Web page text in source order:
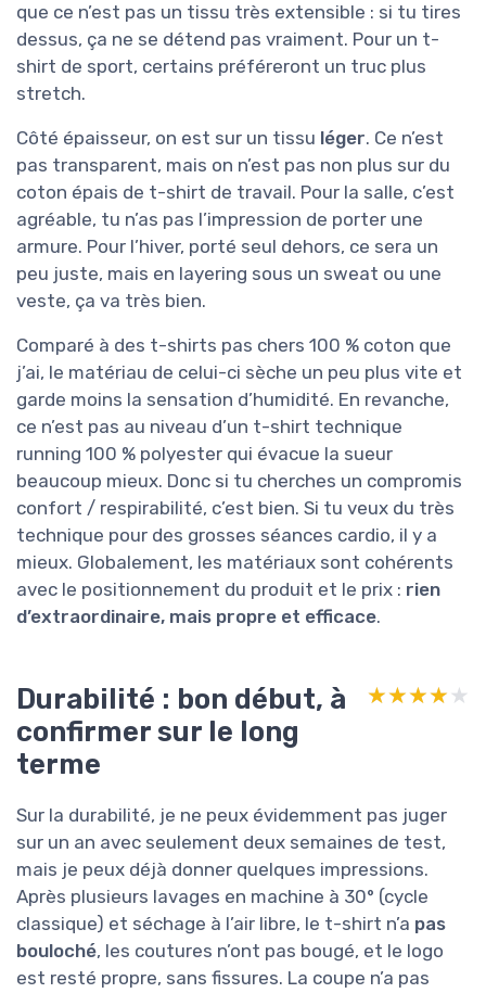
que ce n’est pas un tissu très extensible : si tu tires
dessus, ça ne se détend pas vraiment. Pour un t-
shirt de sport, certains préféreront un truc plus
stretch.
Côté épaisseur, on est sur un tissu léger. Ce n’est
pas transparent, mais on n’est pas non plus sur du
coton épais de t-shirt de travail. Pour la salle, c’est
agréable, tu n’as pas l’impression de porter une
armure. Pour l’hiver, porté seul dehors, ce sera un
peu juste, mais en layering sous un sweat ou une
veste, ça va très bien.
Comparé à des t-shirts pas chers 100 % coton que
j’ai, le matériau de celui-ci sèche un peu plus vite et
garde moins la sensation d’humidité. En revanche,
ce n’est pas au niveau d’un t-shirt technique
running 100 % polyester qui évacue la sueur
beaucoup mieux. Donc si tu cherches un compromis
confort / respirabilité, c’est bien. Si tu veux du très
technique pour des grosses séances cardio, il y a
mieux. Globalement, les matériaux sont cohérents
avec le positionnement du produit et le prix : rien
d’extraordinaire, mais propre et efficace.
Durabilité : bon début, à
confirmer sur le long
terme
★★★★★
★★★★★
Sur la durabilité, je ne peux évidemment pas juger
sur un an avec seulement deux semaines de test,
mais je peux déjà donner quelques impressions.
Après plusieurs lavages en machine à 30° (cycle
classique) et séchage à l’air libre, le t-shirt n’a pas
bouloché, les coutures n’ont pas bougé, et le logo
est resté propre, sans fissures. La coupe n’a pas